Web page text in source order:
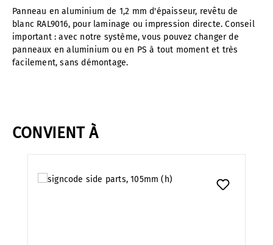
Panneau en aluminium de 1,2 mm d'épaisseur, revêtu de
blanc RAL9016, pour laminage ou impression directe. Conseil
important : avec notre système, vous pouvez changer de
panneaux en aluminium ou en PS à tout moment et très
facilement, sans démontage.
CONVIENT À